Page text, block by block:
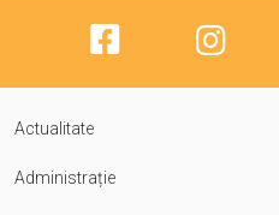
Actualitate
Administrație